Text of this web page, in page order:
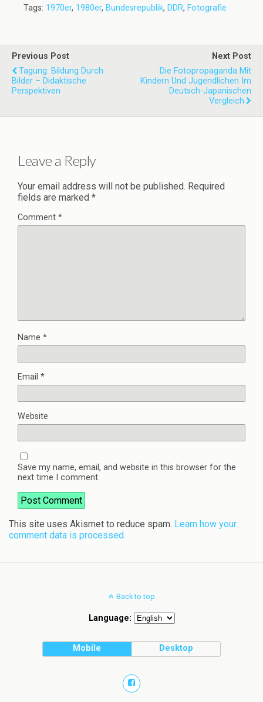
Tags: 1970er, 1980er, Bundesrepublik, DDR, Fotografie
Previous Post
Tagung: Bildung Durch
Bilder – Didaktische
Perspektiven
Next Post
Die Fotopropaganda Mit
Kindern Und Jugendlichen Im
Deutsch-Japanischen
Vergleich
Leave a Reply
Your email address will not be published. Required
fields are marked *
Comment *
Name *
Email *
Website
Save my name, email, and website in this browser for the
next time I comment.
This site uses Akismet to reduce spam. Learn how your
comment data is processed.
Back to top
Language:
Mobile Desktop